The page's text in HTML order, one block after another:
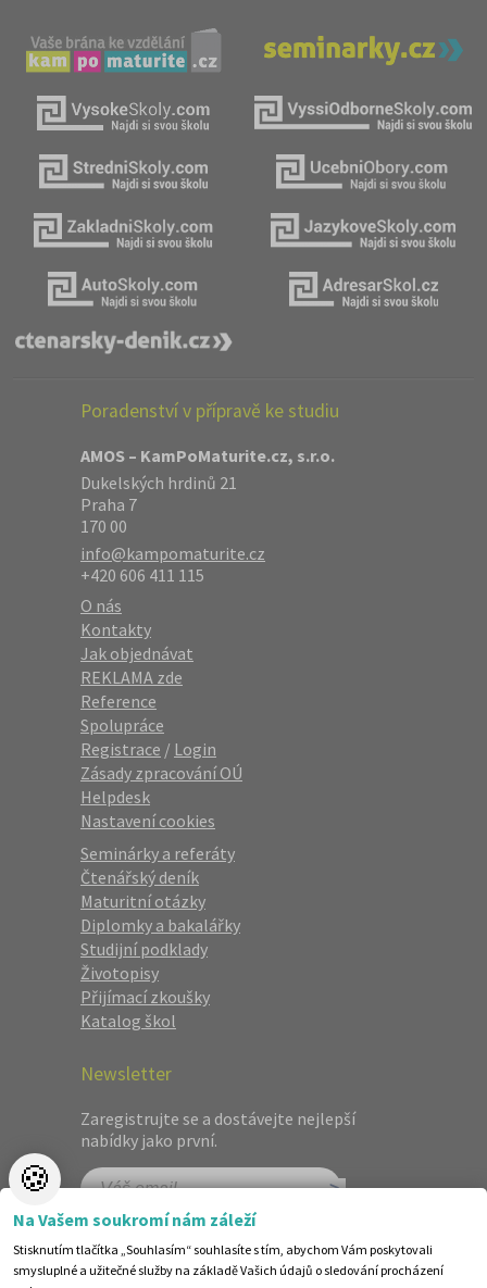
Poradenství v přípravě ke studiu
AMOS – KamPoMaturite.cz, s.r.o.
Dukelských hrdinů 21
Praha 7
170 00
info@kampomaturite.cz
+420 606 411 115
O nás
Kontakty
Jak objednávat
REKLAMA zde
Reference
Spolupráce
Registrace / Login
Zásady zpracování OÚ
Helpdesk
Nastavení cookies
Seminárky a referáty
Čtenářský deník
Maturitní otázky
Diplomky a bakalářky
Studijní podklady
Životopisy
Přijímací zkoušky
Katalog škol
Newsletter
Zaregistrujte se a dostávejte nejlepší
nabídky jako první.
🍪
Na Vašem soukromí nám záleží
Stisknutím tlačítka „Souhlasím“ souhlasíte s tím, abychom Vám poskytovali
smysluplné a užitečné služby na základě Vašich údajů o sledování procházení